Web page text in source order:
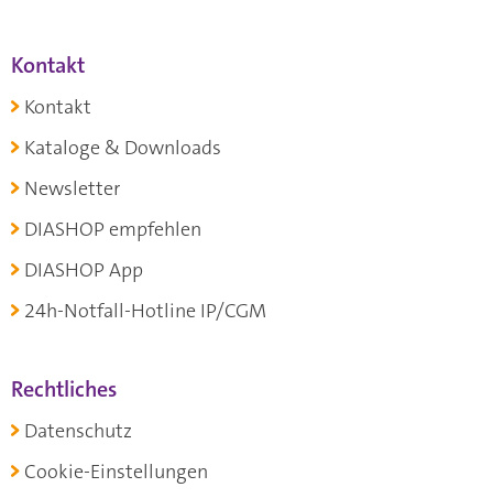
Kontakt
Kontakt
Kataloge & Downloads
Newsletter
DIASHOP empfehlen
DIASHOP App
24h-Notfall-Hotline IP/CGM
Rechtliches
Datenschutz
Cookie-Einstellungen